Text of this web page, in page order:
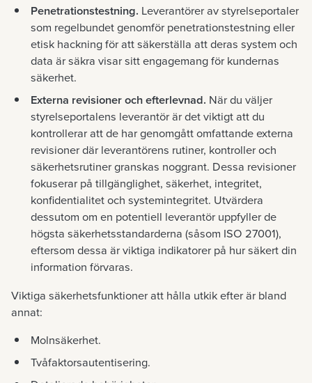
Penetrationstestning. Leverantörer av styrelseportaler
som regelbundet genomför penetrationstestning eller
etisk hackning för att säkerställa att deras system och
data är säkra visar sitt engagemang för kundernas
säkerhet.
Externa revisioner och efterlevnad. När du väljer
styrelseportalens leverantör är det viktigt att du
kontrollerar att de har genomgått omfattande externa
revisioner där leverantörens rutiner, kontroller och
säkerhetsrutiner granskas noggrant. Dessa revisioner
fokuserar på tillgänglighet, säkerhet, integritet,
konfidentialitet och systemintegritet. Utvärdera
dessutom om en potentiell leverantör uppfyller de
högsta säkerhetsstandarderna (såsom ISO 27001),
eftersom dessa är viktiga indikatorer på hur säkert din
information förvaras.
Viktiga säkerhetsfunktioner att hålla utkik efter är bland
annat:
Molnsäkerhet.
Tvåfaktorsautentisering.